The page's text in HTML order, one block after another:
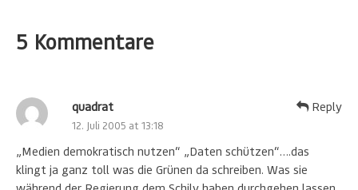
5 Kommentare
quadrat
12. Juli 2005 at 13:18
„Medien demokratisch nutzen“ „Daten schützen“….das
klingt ja ganz toll was die Grünen da schreiben. Was sie
Reply